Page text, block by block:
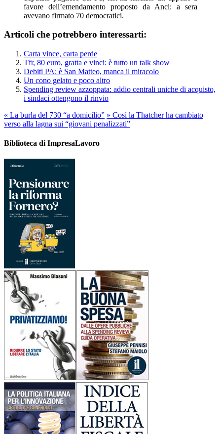
favore dell’emendamento proposto da Anci: a sera
avevano firmato 70 democratici.
Articoli che potrebbero interessarti:
Carta vince, carta perde
Tfr, 80 euro, gratta e vinci: è tutto un talk show
Debiti PA: è San Matteo, manca il miracolo
Un cono gelato e poco altro
Spending review azzoppata: addio centrali uniche di acquisto,
i sindaci ottengono il rinvio
« La burla del 730 “a domicilio” » Così la Thatcher ha cambiato
verso alla lagna sui “giovani penalizzati”
Biblioteca di ImpresaLavoro